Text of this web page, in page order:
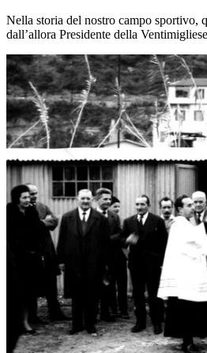
Nella storia del nostro campo sportivo,
dall’allora Presidente della